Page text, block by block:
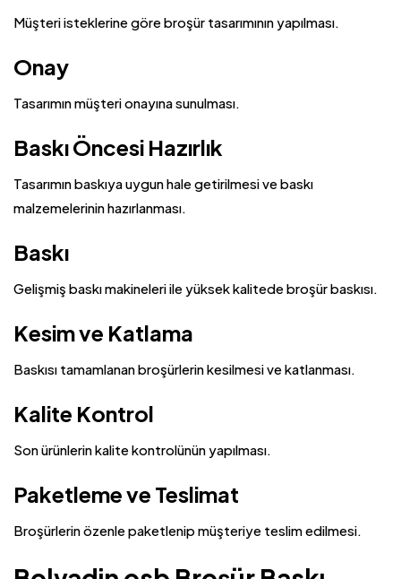
Müşteri isteklerine göre broşür tasarımının yapılması.
Onay
Tasarımın müşteri onayına sunulması.
Baskı Öncesi Hazırlık
Tasarımın baskıya uygun hale getirilmesi ve baskı
malzemelerinin hazırlanması.
Baskı
Gelişmiş baskı makineleri ile yüksek kalitede broşür baskısı.
Kesim ve Katlama
Baskısı tamamlanan broşürlerin kesilmesi ve katlanması.
Kalite Kontrol
Son ürünlerin kalite kontrolünün yapılması.
Paketleme ve Teslimat
Broşürlerin özenle paketlenip müşteriye teslim edilmesi.